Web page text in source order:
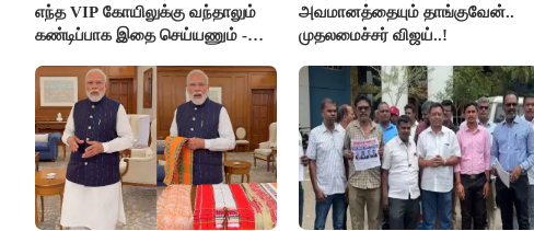
எந்த VIP கோயிலுக்கு வந்தாலும்
கண்டிப்பாக இதை செய்யணும் -
அவமானத்தையும் தாங்குவேன்..
முதலமைச்சர் விஜய்..!